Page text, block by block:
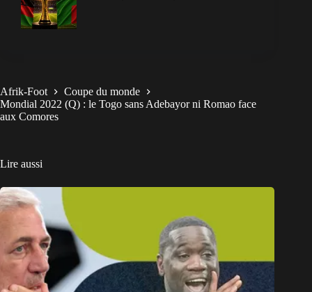
Afrik-Foot
Coupe du monde
Mondial 2022 (Q) : le Togo sans Adebayor ni Romao face
aux Comores
Lire aussi